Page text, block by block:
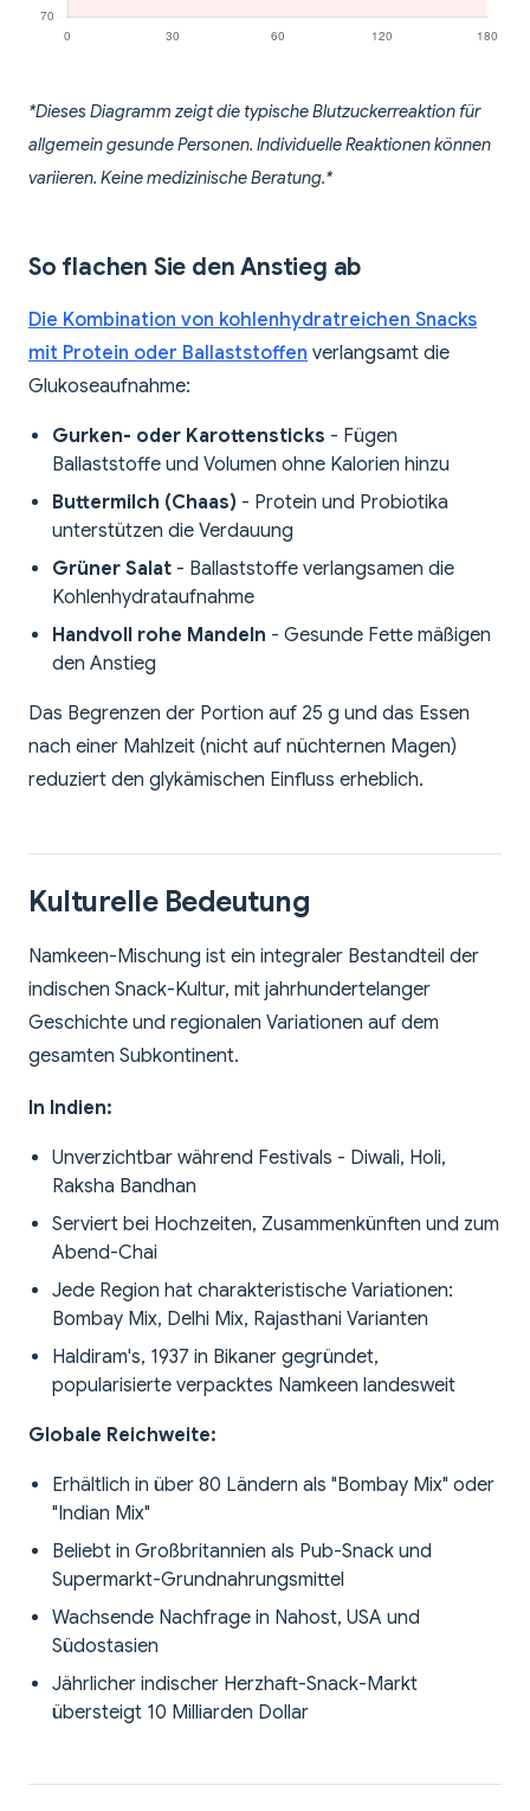
*Dieses Diagramm zeigt die typische Blutzuckerreaktion für
allgemein gesunde Personen. Individuelle Reaktionen können
variieren. Keine medizinische Beratung.*
So flachen Sie den Anstieg ab
Die Kombination von kohlenhydratreichen Snacks
mit Protein oder Ballaststoffen verlangsamt die
Glukoseaufnahme:
Gurken- oder Karottensticks - Fügen
Ballaststoffe und Volumen ohne Kalorien hinzu
Buttermilch (Chaas) - Protein und Probiotika
unterstützen die Verdauung
Grüner Salat - Ballaststoffe verlangsamen die
Kohlenhydrataufnahme
Handvoll rohe Mandeln - Gesunde Fette mäßigen
den Anstieg
Das Begrenzen der Portion auf 25 g und das Essen
nach einer Mahlzeit (nicht auf nüchternen Magen)
reduziert den glykämischen Einfluss erheblich.
Kulturelle Bedeutung
Namkeen-Mischung ist ein integraler Bestandteil der
indischen Snack-Kultur, mit jahrhundertelanger
Geschichte und regionalen Variationen auf dem
gesamten Subkontinent.
In Indien:
Unverzichtbar während Festivals - Diwali, Holi,
Raksha Bandhan
Serviert bei Hochzeiten, Zusammenkünften und zum
Abend-Chai
Jede Region hat charakteristische Variationen:
Bombay Mix, Delhi Mix, Rajasthani Varianten
Haldiram's, 1937 in Bikaner gegründet,
popularisierte verpacktes Namkeen landesweit
Globale Reichweite:
Erhältlich in über 80 Ländern als "Bombay Mix" oder
"Indian Mix"
Beliebt in Großbritannien als Pub-Snack und
Supermarkt-Grundnahrungsmittel
Wachsende Nachfrage in Nahost, USA und
Südostasien
Jährlicher indischer Herzhaft-Snack-Markt
übersteigt 10 Milliarden Dollar